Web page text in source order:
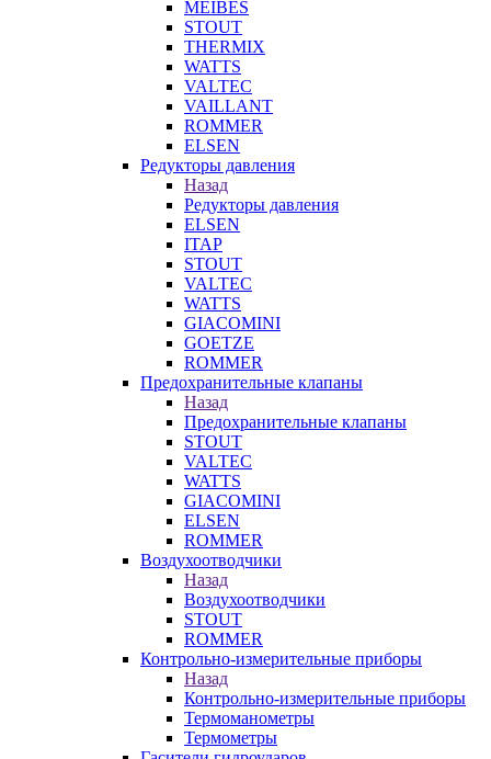
MEIBES
STOUT
THERMIX
WATTS
VALTEC
VAILLANT
ROMMER
ELSEN
Редукторы давления
Назад
Редукторы давления
ELSEN
ITAP
STOUT
VALTEC
WATTS
GIACOMINI
GOETZE
ROMMER
Предохранительные клапаны
Назад
Предохранительные клапаны
STOUT
VALTEC
WATTS
GIACOMINI
ELSEN
ROMMER
Воздухоотводчики
Назад
Воздухоотводчики
STOUT
ROMMER
Контрольно-измерительные приборы
Назад
Контрольно-измерительные приборы
Термоманометры
Термометры